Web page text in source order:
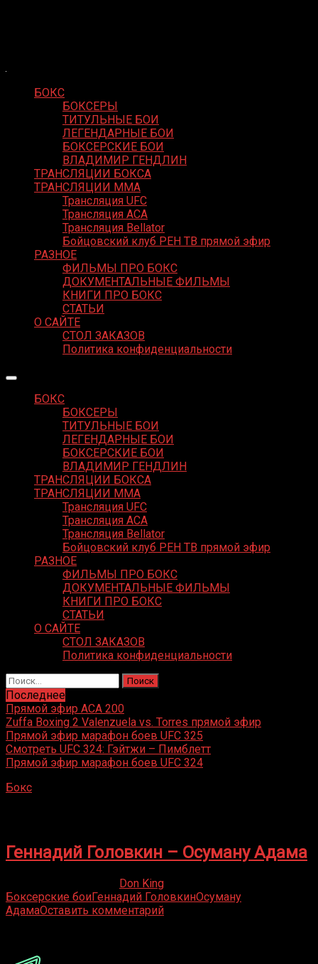
БОКС
БОКСЕРЫ
ТИТУЛЬНЫЕ БОИ
ЛЕГЕНДАРНЫЕ БОИ
БОКСЕРСКИЕ БОИ
ВЛАДИМИР ГЕНДЛИН
ТРАНСЛЯЦИИ БОКСА
ТРАНСЛЯЦИИ MMA
Трансляция UFC
Трансляция ACA
Трансляция Bellator
Бойцовский клуб РЕН ТВ прямой эфир
РАЗНОЕ
ФИЛЬМЫ ПРО БОКС
ДОКУМЕНТАЛЬНЫЕ ФИЛЬМЫ
КНИГИ ПРО БОКС
СТАТЬИ
О САЙТЕ
СТОЛ ЗАКАЗОВ
Политика конфиденциальности
БОКС
БОКСЕРЫ
ТИТУЛЬНЫЕ БОИ
ЛЕГЕНДАРНЫЕ БОИ
БОКСЕРСКИЕ БОИ
ВЛАДИМИР ГЕНДЛИН
ТРАНСЛЯЦИИ БОКСА
ТРАНСЛЯЦИИ MMA
Трансляция UFC
Трансляция ACA
Трансляция Bellator
Бойцовский клуб РЕН ТВ прямой эфир
РАЗНОЕ
ФИЛЬМЫ ПРО БОКС
ДОКУМЕНТАЛЬНЫЕ ФИЛЬМЫ
КНИГИ ПРО БОКС
СТАТЬИ
О САЙТЕ
СТОЛ ЗАКАЗОВ
Политика конфиденциальности
Найти:
Последнее
Прямой эфир ACA 200
Zuffa Boxing 2 Valenzuela vs. Torres прямой эфир
Прямой эфир марафон боев UFC 325
Смотреть UFC 324: Гэйтжи – Пимблетт
Прямой эфир марафон боев UFC 324
Бокс
Геннадий Головкин – Осуману Адама
Don King
Боксерские боиГеннадий ГоловкинОсуману
АдамаОставить комментарий